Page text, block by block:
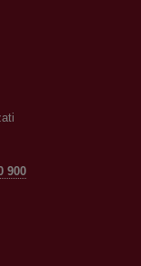
ago
years ago
900